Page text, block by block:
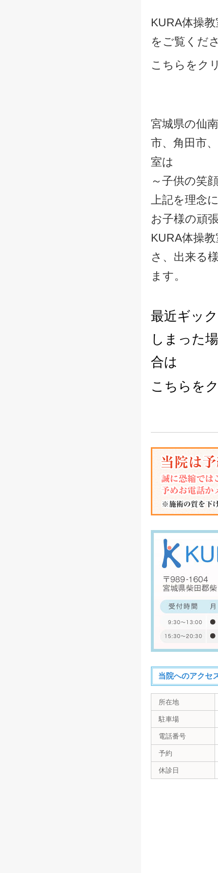
KURA体操
をご覧くだ
こちらをク
宮城県の仙
市、角田市
室は
～子供の笑
上記を理念
お子様の頑
KURA体操
さ、出来る
ます。
最近ギッ
しまった
合は
こちらを
当院へのアクセ
所在地
駐車場
電話番号
予約
休診日